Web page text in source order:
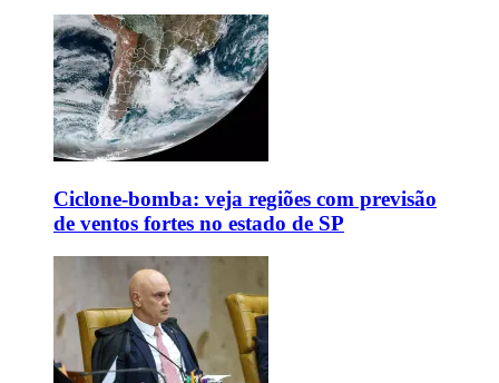
Ciclone-bomba: veja regiões com previsão
de ventos fortes no estado de SP